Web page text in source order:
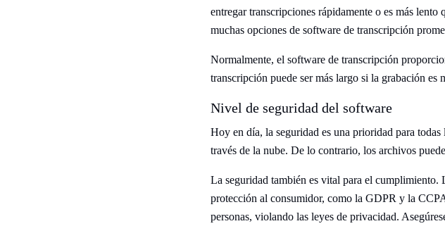
entregar transcripciones rápidamente o es más
muchas opciones de software de transcripción
Normalmente, el software de transcripción
transcripción puede ser más largo si la grabación es
Nivel de seguridad del software
Hoy en día, la seguridad es una prioridad para
través de la nube. De lo contrario, los archivos
La seguridad también es vital para el cumplimiento.
protección al consumidor, como la GDPR y la
personas, violando las leyes de privacidad.